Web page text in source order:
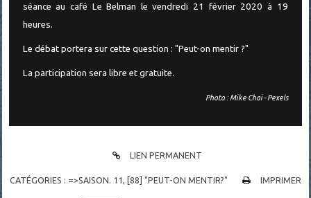
séance au café Le Belman le vendredi 21 février 2020 à 19
heures.
Le débat portera sur cette question : "Peut-on mentir ?"
La participation sera libre et gratuite.
Photo : Mike Chai - Pexels
LIEN PERMANENT
CATÉGORIES : =>SAISON. 11, [88] "PEUT-ON MENTIR?" IMPRIMER